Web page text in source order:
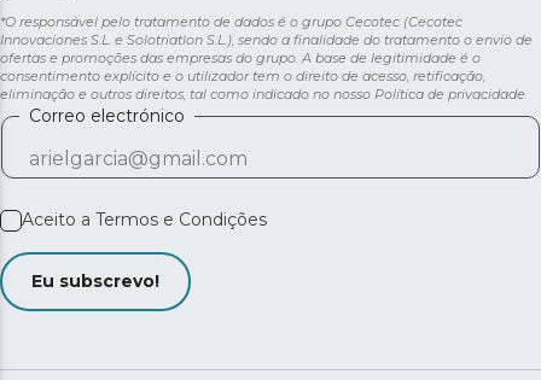
*O responsável pelo tratamento de dados é o grupo Cecotec (Cecotec
Innovaciones S.L. e Solotriatlon S.L.), sendo a finalidade do tratamento o envio de
ofertas e promoções das empresas do grupo. A base de legitimidade é o
consentimento explícito e o utilizador tem o direito de acesso, retificação,
eliminação e outros direitos, tal como indicado no nosso Política de privacidade
Correo electrónico
Aceito a Termos e Condições
Eu subscrevo!